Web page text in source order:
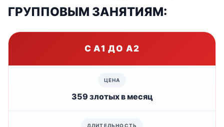
ГРУППОВЫМ ЗАНЯТИЯМ:
С A1 ДО A2
359 злотых в месяц